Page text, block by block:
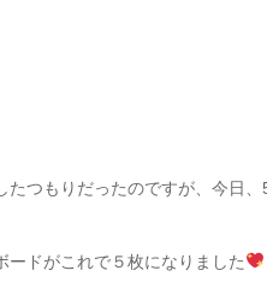
つもりだったのですが、今日
ードがこれで５枚になりました